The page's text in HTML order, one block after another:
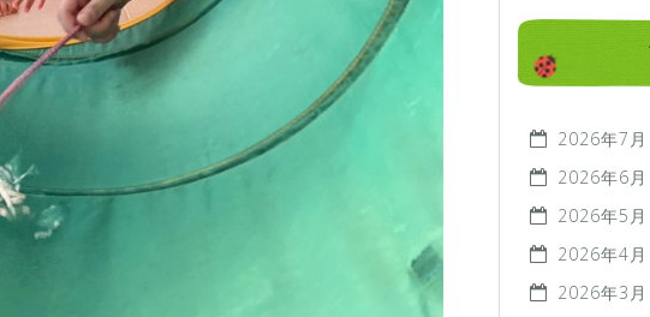
2026年7月
2026年6月
2026年5月
2026年4月
2026年3月